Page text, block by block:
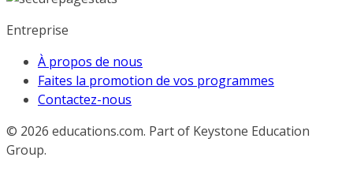
Entreprise
À propos de nous
Faites la promotion de vos programmes
Contactez-nous
© 2026 educations.com. Part of Keystone Education
Group.